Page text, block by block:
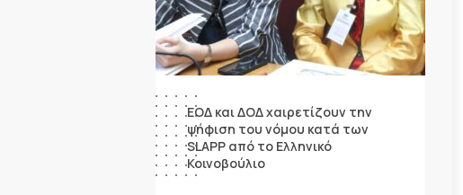
ΕΟΔ και ΔΟΔ χαιρετίζουν την
ψήφιση του νόμου κατά των
SLAPP από το Ελληνικό
Κοινοβούλιο